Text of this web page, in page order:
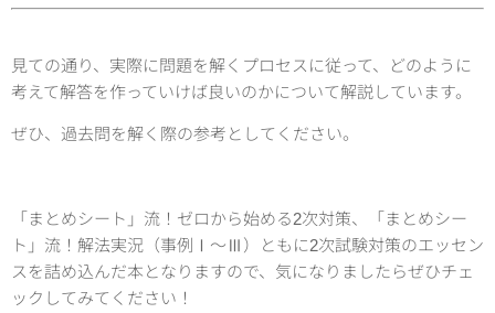
見ての通り、実際に問題を解くプロセスに従って、どのように
考えて解答を作っていけば良いのかについて解説しています。
ぜひ、過去問を解く際の参考としてください。
「まとめシート」流！ゼロから始める2次対策、「まとめシー
ト」流！解法実況（事例Ⅰ～Ⅲ）ともに2次試験対策のエッセン
スを詰め込んだ本となりますので、気になりましたらぜひチェ
ックしてみてください！